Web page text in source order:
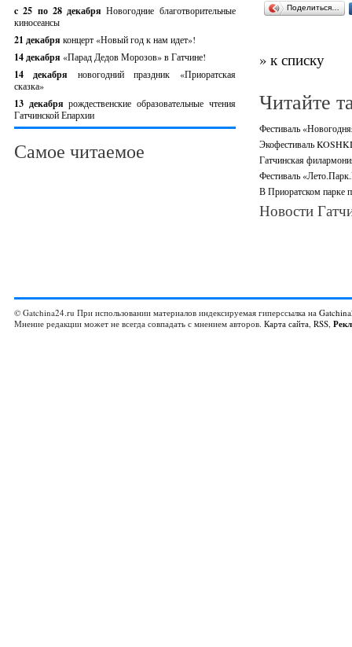
c 25 по 28 декабряНовогодние благотворительные
киносеансы
21 декабря концерт «Новый год к нам идет»!
14 декабря «Парад Дедов Морозов» в Гатчине!
14 декабря новогодний праздник «Приоратская
сказка»
13 декабрярождественские образовательные чтения
Гатчинской Епархии
Самое читаемое
Поделиться…
» к списку
Читайте
Фестиваль
Экофестиваль
Гатчинская
Фестиваль
В Приоратском парке
Новости
© Gatchina24.ru При использовании материалов индексируемая гиперссылка на
Мнение редакции может не всегда совпадать с мнением авторов. Карта сайта, RSS,